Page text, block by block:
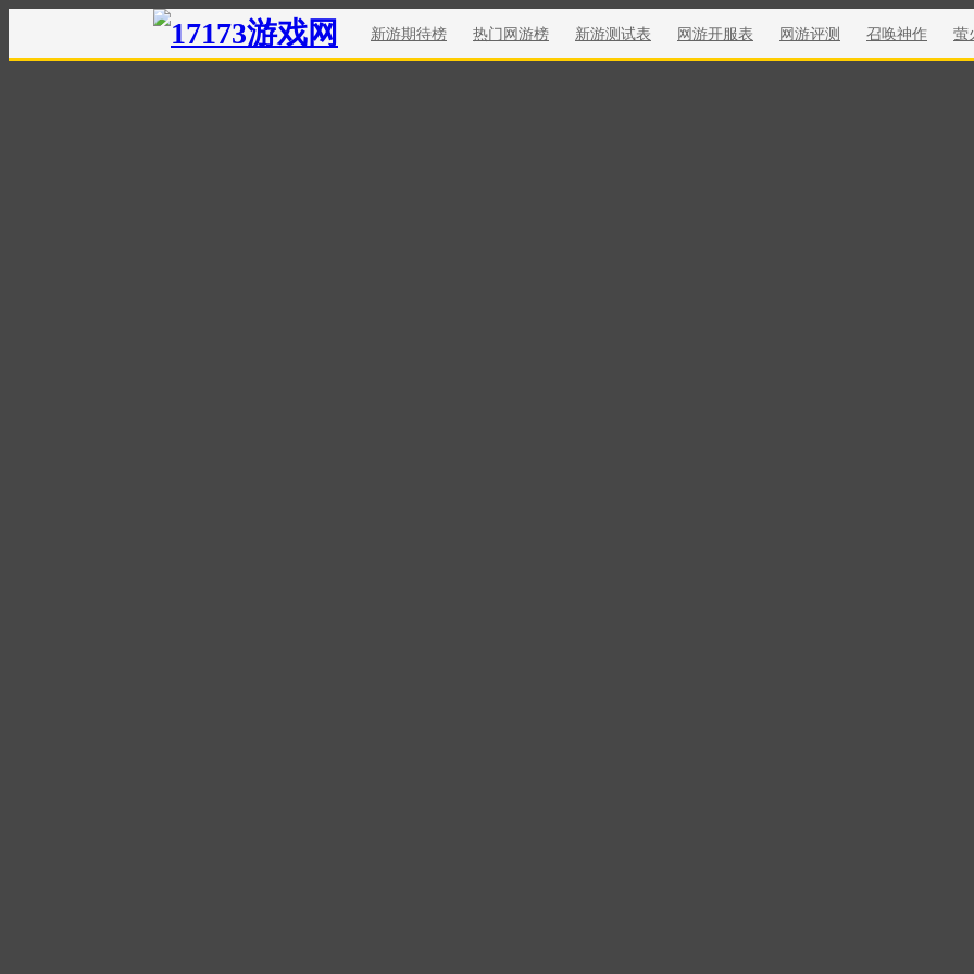
新游期待榜 热门网游榜 新游测试表 网游开服表 网游评测 召唤神作 萤